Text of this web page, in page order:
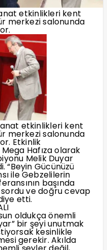
etkinlikleri kent
merkezi salonunda
etkinlikleri kent
merkezi salonunda
Etkinlik
Hafıza olarak
Melik Duyar
“Beyin Gücünüzü
ile Gebzelilerin
başında
sordu ve doğru cevap
etti.
oldukça önemli
bir şeyi unutmak
kesinlikle
gerekir. Akılda